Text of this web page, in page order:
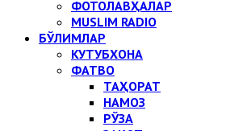
ФОТОЛАВҲАЛАР
MUSLIM RADIO
БЎЛИМЛАР
КУТУБХОНА
ФАТВО
ТАҲОРАТ
НАМОЗ
РЎЗА